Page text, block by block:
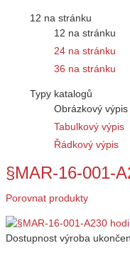
12 na stránku
12 na stránku
24 na stránku
36 na stránku
Typy katalogů
Obrázkový výpis
Tabulkový výpis
Řádkový výpis
§MAR-16-001-
Porovnat produkty
Dostupnost výroba